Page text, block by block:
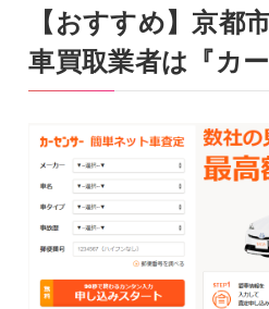
【おすすめ】京都
車買取業者は『カ